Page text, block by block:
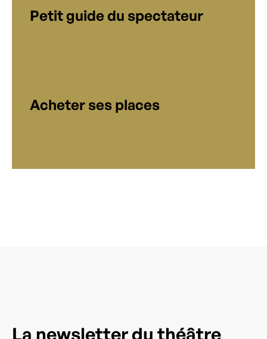
Petit guide du spectateur
Acheter ses places
La newsletter du théâtre